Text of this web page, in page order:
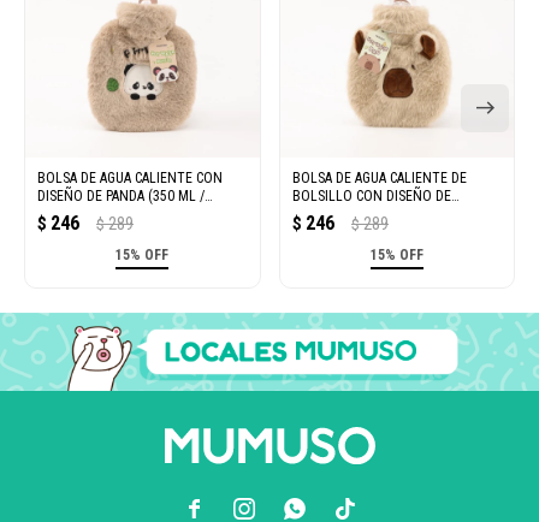
BOLSA DE AGUA CALIENTE CON
DISEÑO DE PANDA (350 ML /
COLOR DURAZNO)
$ 246 $ 289
15% OFF
BOLSA DE AGUA CALIENTE DE
BOLSILLO CON DISEÑO DE
CAPIBARA (350 ML / CAQUI CLARO)
$ 246 $ 289
15% OFF
  